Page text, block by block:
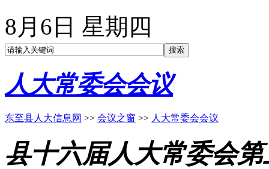
8月6日 星期四
人大常委会会议
东至县人大信息网 >> 会议之窗 >> 人大常委会会议
县十六届人大常委会